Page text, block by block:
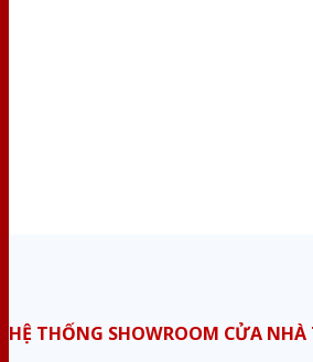
HỆ THỐNG SHOWROOM CỬA